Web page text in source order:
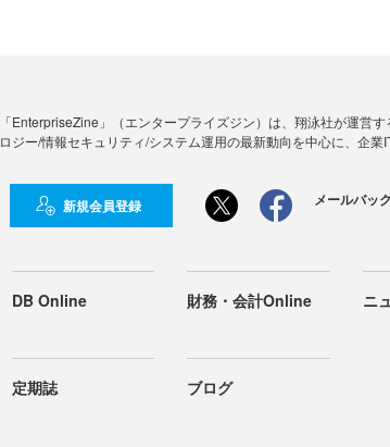
「EnterpriseZine」（エンタープライズジン）は、翔泳社が運営
ロジー/情報セキュリティ/システム運用の最新動向を中心に、企業
新規会員登録 メールバッ
DB Online 財務・会計Online ニ
定期誌 ブログ